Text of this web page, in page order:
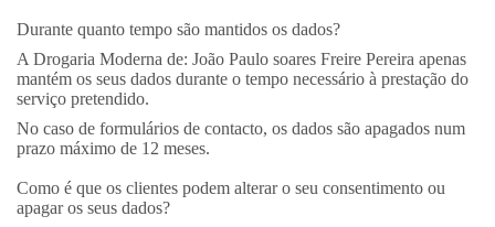
Durante quanto tempo são mantidos os dados?
A Drogaria Moderna de: João Paulo soares Freire Pereira apenas
mantém os seus dados durante o tempo necessário à prestação do
serviço pretendido.
No caso de formulários de contacto, os dados são apagados num
prazo máximo de 12 meses.
Como é que os clientes podem alterar o seu consentimento ou
apagar os seus dados?